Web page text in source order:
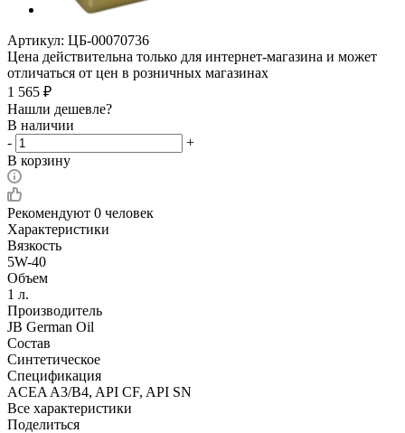
Артикул: ЦБ-00070736
Цена действительна только для интернет-магазина и может
отличаться от цен в розничных магазинах
1 565 ₽
Нашли дешевле?
В наличии
-
+
В корзину
Рекомендуют 0 человек
Характеристики
Вязкость
5W-40
Объем
1 л.
Производитель
JB German Oil
Состав
Синтетическое
Спецификация
ACEA A3/B4, API CF, API SN
Все характеристики
Поделиться